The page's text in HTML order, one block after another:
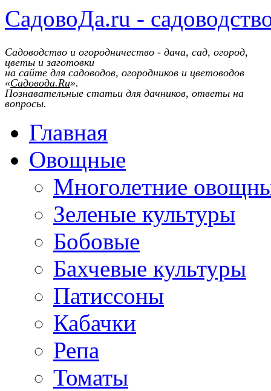
СадовоДа.ru -
Садоводство и огородничество - дача, сад, огород,
цветы и заготовки
на сайте для садоводов, огородников и цветоводов
«Садовода.Ru».
Познавательные статьи для дачников, ответы на
вопросы.
Главная
Овощные
Многолетние
Зеленые культуры
Бобовые
Бахчевые культуры
Патиссоны
Кабачки
Репа
Томаты